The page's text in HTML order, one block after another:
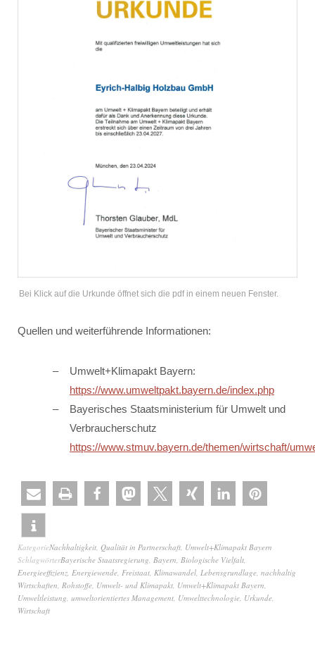
Bei Klick auf die Urkunde öffnet sich die pdf in einem neuen Fenster.
Quellen und weiterführende Informationen:
Umwelt+Klimapakt Bayern:
https://www.umweltpakt.bayern.de/index.php
Bayerisches Staatsministerium für Umwelt und
Verbraucherschutz
https://www.stmuv.bayern.de/themen/wirtschaft/
KategorieNachhaltigkeit Qualität in Partnerschaft Umwelt+Klimapakt Bayern
SchlagwörterBayerische Staatsregierung Bayern Biologische Vielfalt
Energieeffizienz Energiewende Freistaat Klimawandel Lebensgrundlage nachhaltig
Wirtschaften Rohstoffe Umwelt- und Klimapakt Umwelt+Klimapakt Bayern
Umweltleistung umweltorientiertes Management Umwelttechnologie Urkunde
Wirtschaft